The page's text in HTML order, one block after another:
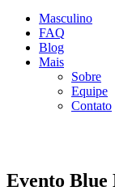
Masculino
FAQ
Blog
Mais
Sobre
Equipe
Contato
Evento